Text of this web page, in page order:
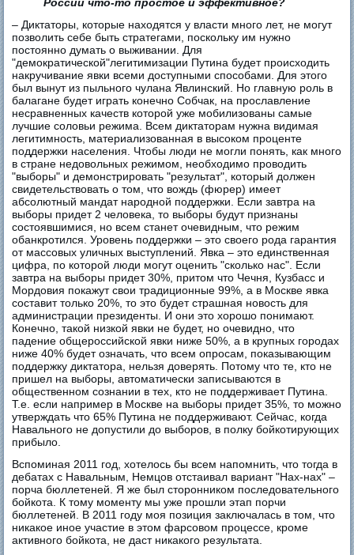
России что-то простое и эффективное?
– Диктаторы, которые находятся у власти много лет, не могут
позволить себе быть стратегами, поскольку им нужно
постоянно думать о выживании. Для
"демократической"легитимизации Путина будет происходить
накручивание явки всеми доступными способами. Для этого
был вынут из пыльного чулана Явлинский. Но главную роль в
балагане будет играть конечно Собчак, на прославление
несравненных качеств которой уже мобилизованы самые
лучшие соловьи режима. Всем диктаторам нужна видимая
легитимность, материализованная в высоком проценте
поддержки населения. Чтобы люди не могли понять, как много
в стране недовольных режимом, необходимо проводить
"выборы" и демонстрировать "результат", который должен
свидетельствовать о том, что вождь (фюрер) имеет
абсолютный мандат народной поддержки. Если завтра на
выборы придет 2 человека, то выборы будут признаны
состоявшимися, но всем станет очевидным, что режим
обанкротился. Уровень поддержки – это своего рода гарантия
от массовых уличных выступлений. Явка – это единственная
цифра, по которой люди могут оценить "сколько нас". Если
завтра на выборы придет 30%, притом что Чечня, Кузбасс и
Мордовия покажут свои традиционные 99%, а в Москве явка
составит только 20%, то это будет страшная новость для
администрации президенты. И они это хорошо понимают.
Конечно, такой низкой явки не будет, но очевидно, что
падение общероссийской явки ниже 50%, а в крупных городах
ниже 40% будет означать, что всем опросам, показывающим
поддержку диктатора, нельзя доверять. Потому что те, кто не
пришел на выборы, автоматически записываются в
общественном сознании в тех, кто не поддерживает Путина.
Т.е. если например в Москве на выборы придет 35%, то можно
утверждать что 65% Путина не поддерживают. Сейчас, когда
Навального не допустили до выборов, в полку бойкотирующих
прибыло.
Вспоминая 2011 год, хотелось бы всем напомнить, что тогда в
дебатах с Навальным, Немцов отстаивал вариант "Нах-нах" –
порча бюллетеней. Я же был сторонником последовательного
бойкота. К тому моменту мы уже прошли этап порчи
бюллетеней. В 2011 году моя позиция заключалась в том, что
никакое иное участие в этом фарсовом процессе, кроме
активного бойкота, не даст никакого результата.